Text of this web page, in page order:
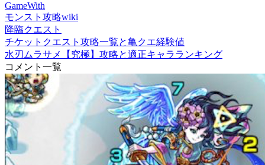
GameWith
モンスト攻略wiki
降臨クエスト
チケットクエスト攻略一覧と亀クエ経験値
水刃ムラサメ【究極】攻略と適正キャラランキング
コメント一覧